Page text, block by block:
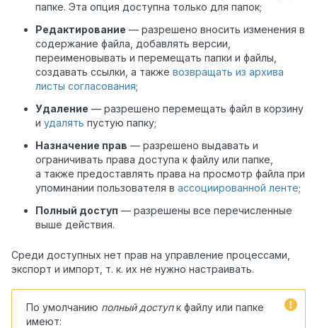
папке. Эта опция доступна только для папок;
Редактирование — разрешено вносить изменения в
содержание файла, добавлять версии,
переименовывать и перемещать папки и файлы,
создавать ссылки, а также возвращать из архива
листы согласования;
Удаление — разрешено перемещать файл в корзину
и удалять пустую папку;
Назначение прав — разрешено выдавать и
ограничивать права доступа к файлу или папке,
а также предоставлять права на просмотр файла при
упоминании пользователя в ассоциированной ленте;
Полный доступ — разрешены все перечисленные
выше действия.
Среди доступных нет прав на управление процессами,
экспорт и импорт, т. к. их не нужно настраивать.
По умолчанию полный доступк файлу или папке
имеют: